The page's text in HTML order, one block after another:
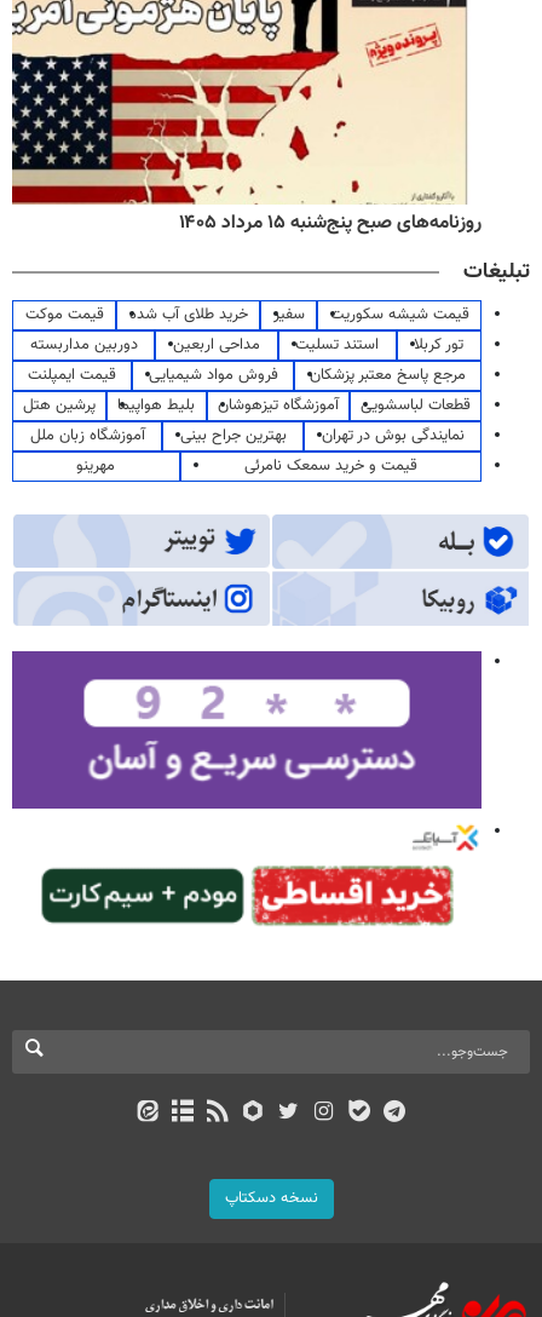
روزنامه‌های صبح پنج‌شنبه ۱۵ مرداد ۱۴۰۵
تبلیغات
قیمت شیشه سکوریت سفیر خرید طلای آب شده
قیمت موکت
تور کربلا
استند تسلیت مداحی اربعین
دوربین مداربسته
مرجع پاسخ معتبر پزشکان
فروش مواد شیمیایی
قیمت ایمپلنت
قطعات لباسشویی
آموزشگاه تیزهوشان بلیط هواپیما
پرشین هتل
نمایندگی بوش در تهران
بهترین جراح بینی
آموزشگاه زبان ملل
قیمت و خرید سمعک نامرئی
مهرینو
نسخه دسکتاپ